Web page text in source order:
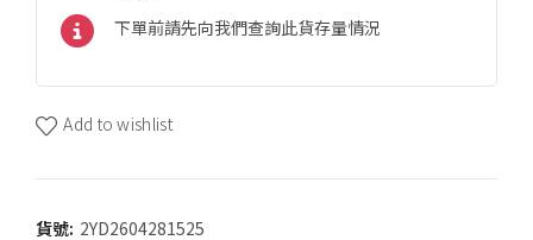
下單前請先向我們查詢此貨存量情況
Add to wishlist
貨號: 2YD2604281525